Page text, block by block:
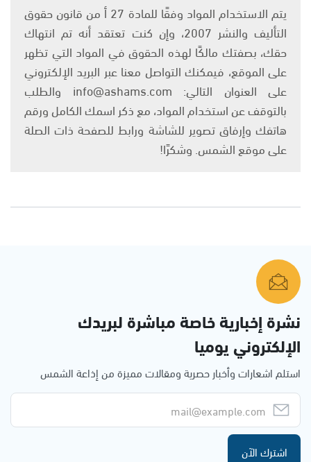
يتم الاستخدام المواد وفقًا للمادة 27 أ من قانون حقوق
التأليف والنشر 2007، وإن كنت تعتقد أنه تم انتهاك
حقك، بصفتك مالكًا لهذه الحقوق في المواد التي تظهر
على الموقع، فيمكنك التواصل معنا عبر البريد الإلكتروني
على العنوان التالي: info@ashams.com والطلب
بالتوقف عن استخدام المواد، مع ذكر اسمك الكامل ورقم
هاتفك وإرفاق تصوير للشاشة ورابط للصفحة ذات الصلة
على موقع الشمس. وشكرًا!
نشرة إخبارية خاصة مباشرة لبريدك
الإلكتروني يوميا
استلم اشعارات وأخبار حصرية ومقالات مميزة من إذاعة الشمس
اشترك الآن